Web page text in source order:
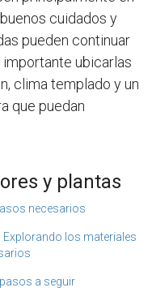
cuidados y
pueden continuar
ubicarlas
clima templado y un
que puedan
y plantas
necesarios
los materiales
a seguir